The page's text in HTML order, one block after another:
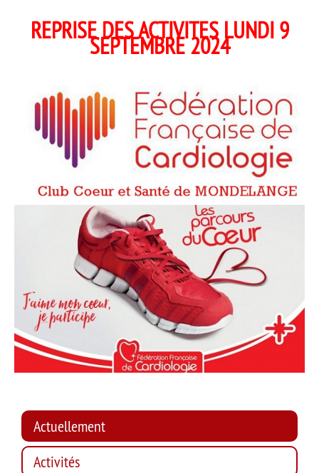
REPRISE DES ACTIVITES LUNDI 9
SEPTEMBRE 2024
Actuellement
Activités